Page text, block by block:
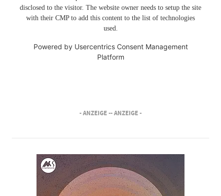
disclosed to the visitor. The website owner needs to setup the site
with their CMP to add this content to the list of technologies
used.
Powered by Usercentrics Consent Management
Platform
- ANZEIGE -- ANZEIGE -